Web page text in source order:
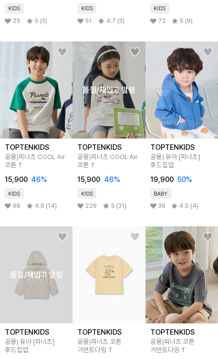
KIDS
25 5 (3)
KIDS
51 4.7 (3)
KIDS
72 5 (9)
TOPTENKIDS
공용)피너츠 COOL Air
코튼 T
15,900 46%
KIDS
98 4.9 (14)
품절/재입고 알림
TOPTENKIDS
공용)피너츠 COOL Air
코튼 T
15,900 46%
KIDS
229 5 (31)
TOPTENKIDS
공용) 유아 [피너츠]
후드집업
19,900 50%
BABY
39 4.5 (4)
품절/재입고 알림
TOPTENKIDS
공용) 유아 [피너츠]
후드집업
TOPTENKIDS
공용)피너츠 코튼
가먼트다잉 T
TOPTENKIDS
공용)피너츠 코튼
가먼트다잉 T